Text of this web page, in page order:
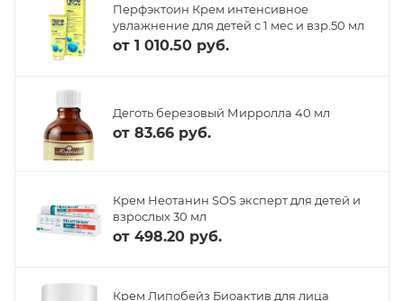
Перфэктоин Крем интенсивное
увлажнение для детей с 1 мес и взр.50 мл
от 1 010.50 руб.
Деготь березовый Мирролла 40 мл
от 83.66 руб.
Крем Неотанин SOS эксперт для детей и
взрослых 30 мл
от 498.20 руб.
Крем Липобейз Биоактив для лица